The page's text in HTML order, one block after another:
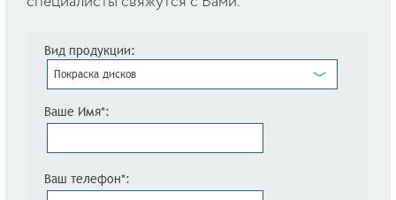
Вид продукции:
Покраска дисков
Ваше Имя*:
Ваш телефон*: